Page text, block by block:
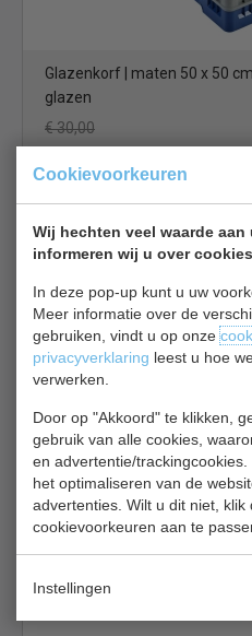
Cookievoorkeuren
Wij hechten veel waarde aan
informeren wij u over
In deze pop-up kunt u uw
Meer informatie over de
gebruiken, vindt u op onze
privacyverklaring leest u hoe
verwerken.
Door op "Akkoord" te klikken,
gebruik van alle cookies,
en advertentie/
het optimaliseren van de
advertenties. Wilt u dit niet,
cookievoorkeuren aan te
Instellingen
Glazenkorf | maten 50 x 50
glazen
€ 30,00
Vaatwaskorven bekijken
Vogue L441
Afdruiprek | RVS | B92 x D32 x
€ 48,00
Vaatwaskorven bekijken
Cambro DW550